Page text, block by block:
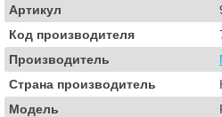
Артикул
Код производителя
Производитель
Страна производитель
Модель